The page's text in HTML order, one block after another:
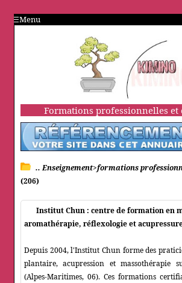
Menu
Formations professionnelles et
.. Enseignement>formations
(206)
Institut Chun : centre de formation en
aromathérapie, réflexologie et
Depuis 2004, l'Institut Chun forme des
plantaire, acupression et massothérapie
(Alpes-Maritimes, 06). Ces formations